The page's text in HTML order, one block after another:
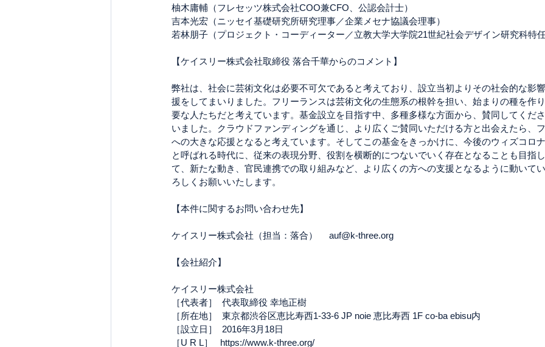
柚木庸輔（フレセッツ株式会社COO兼CFO、公認会計士）
吉本光宏（ニッセイ基礎研究所研究理事／企業メセナ協議会理事）
若林朋子（プロジェクト・コーディーター／立教大学大学院21世紀社会デザイン研究科特任
【ケイスリー株式会社取締役 落合千華からのコメント】
弊社は、社会に芸術文化は必要不可欠であると考えており、設立当初よりその社会的な影
援をしてまいりました。フリーランスは芸術文化の生態系の根幹を担い、始まりの種を作
要な人たちだと考えています。基金設立を目指す中、多種多様な方面から、賛同してくだ
いました。クラウドファンディングを通じ、より広くご賛同いただける方と出会えたら、
への大きな応援となると考えています。そしてこの基金をきっかけに、今後のウィズコロ
と呼ばれる時代に、従来の表現分野、役割を横断的につないでいく存在となることも目指
て、新たな動き、官民連携での取り組みなど、より広くの方への支援となるように動いて
ろしくお願いいたします。
【本件に関するお問い合わせ先】
ケイスリー株式会社（担当：落合）　 auf@k-three.org
【会社紹介】
ケイスリー株式会社
［代表者］  代表取締役 幸地正樹
［所在地］  東京都渋谷区恵比寿西1-33-6 JP noie 恵比寿西 1F co-ba ebisu内
［設立日］  2016年3月18日
［U R L］   https://www.k-three.org/